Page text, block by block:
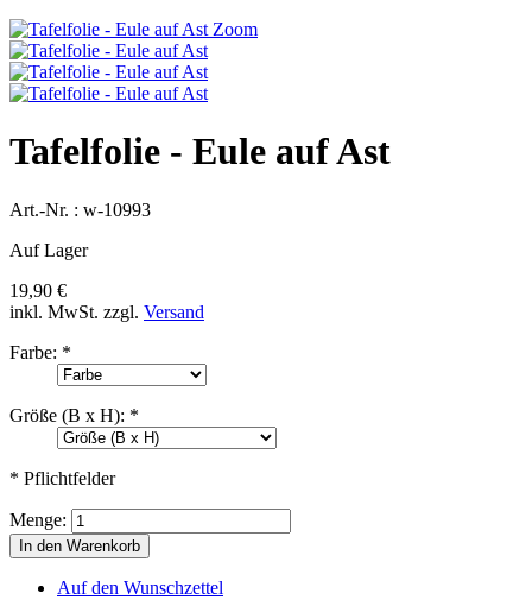
Zoom
Tafelfolie - Eule auf Ast
Art.-Nr. : w-10993
Auf Lager
19,90 €
inkl. MwSt. zzgl. Versand
Farbe: *
Größe (B x H): *
* Pflichtfelder
Menge:
In den Warenkorb
Auf den Wunschzettel